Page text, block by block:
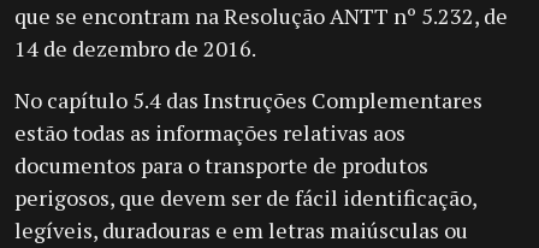
que se encontram na Resolução ANTT nº 5.232, de
14 de dezembro de 2016.
No capítulo 5.4 das Instruções Complementares
estão todas as informações relativas aos
documentos para o transporte de produtos
perigosos, que devem ser de fácil identificação,
legíveis, duradouras e em letras maiúsculas ou